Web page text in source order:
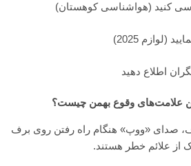
کنید (هواشناسی کوهستان)
(لوازم 2025 )
اطلاع دهید
علامت‌های وقوع بهمن چیست؟
صدای «ووپ» هنگام راه رفتن روی برف
از علائم خطر هستند.